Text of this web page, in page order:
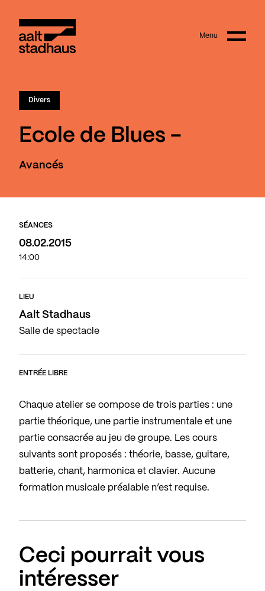
Main content Menu
Divers
Ecole de Blues -
Avancés
SÉANCES
08.02.2015
14:00
LIEU
Aalt Stadhaus
Salle de spectacle
ENTRÉE LIBRE
Chaque atelier se compose de trois parties : une
partie théorique, une partie instrumentale et une
partie consacrée au jeu de groupe. Les cours
suivants sont proposés : théorie, basse, guitare,
batterie, chant, harmonica et clavier. Aucune
formation musicale préalable n’est requise.
Ceci pourrait vous
intéresser